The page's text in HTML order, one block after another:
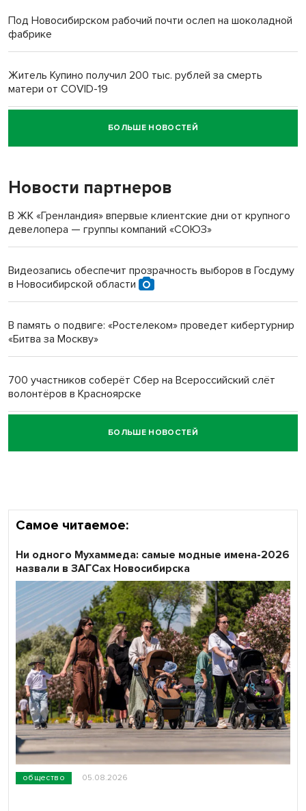
Под Новосибирском рабочий почти ослеп на шоколадной
фабрике
Житель Купино получил 200 тыс. рублей за смерть
матери от COVID-19
Новосибирский суд наказал водителя за смерть
пенсионерки на вокзале
«Мы живём на пастбище!»: в новосибирском селе лошади
терроризируют жителей
Инвалид получил условный срок за избиение врачей
Новосибирский преподаватель с женой вошли в топ-16
Обновлённое отделение ВТБ открылось в Искитиме
БОЛЬШЕ НОВОСТЕЙ
Новости партнеров
В ЖК «Гренландия» впервые клиентские дни от крупного
девелопера — группы компаний «СОЮЗ»
Видеозапись обеспечит прозрачность выборов в Госдуму
в Новосибирской области
В память о подвиге: «Ростелеком» проведет кибертурнир
«Битва за Москву»
700 участников соберёт Сбер на Всероссийский слёт
волонтёров в Красноярске
Честный выбор: видеонаблюдение обеспечит
объективность результатов ЕДГ в Новосибирской
БОЛЬШЕ НОВОСТЕЙ
Самое читаемое:
общество 05.08.2026
Ни одного Мухаммеда: самые модные имена-2026
назвали в ЗАГСах Новосибирска